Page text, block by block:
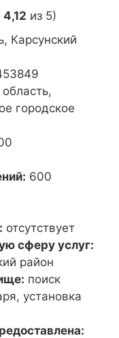
4,12 из 5)
Карсунский
городское
600
отсутствует
сферу услуг:
район
поиск
установка